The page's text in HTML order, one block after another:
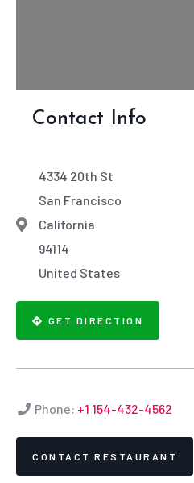
Contact Info
4334 20th St
San Francisco
California
94114
United States
GET DIRECTION
Phone: +1 154-432-4562
CONTACT RESTAURANT